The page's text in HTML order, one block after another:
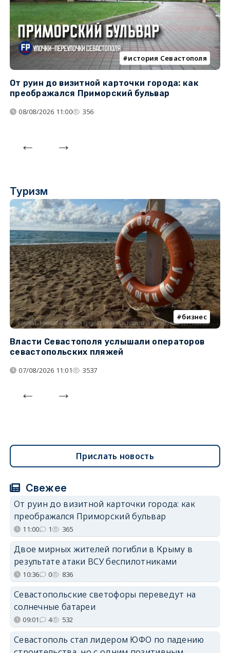
история Севастополя
От руин до визитной карточки города: как
преображался Приморский бульвар
08/08/2026 11:00 356
Туризм
бизнес
Власти Севастополя услышали операторов
севастопольских пляжей
07/08/2026 11:01 3537
Прислать новость
Свежее
От руин до визитной карточки города: как
преображался Приморский бульвар
11:00 1 365
Двое мирных жителей погибли в Крыму в
результате атаки ВСУ беспилотниками
10:36 0 836
Севастопольские светофоры переведут на
солнечные батареи
09:01 4 532
Севастополь стал лидером ЮФО по падению